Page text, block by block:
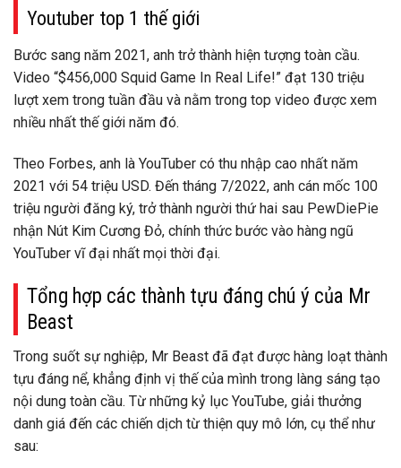
Youtuber top 1 thế giới
Bước sang năm 2021, anh trở thành hiện tượng toàn cầu.
Video “$456,000 Squid Game In Real Life!” đạt 130 triệu
lượt xem trong tuần đầu và nằm trong top video được xem
nhiều nhất thế giới năm đó.
Theo Forbes, anh là YouTuber có thu nhập cao nhất năm
2021 với 54 triệu USD. Đến tháng 7/2022, anh cán mốc 100
triệu người đăng ký, trở thành người thứ hai sau PewDiePie
nhận Nút Kim Cương Đỏ, chính thức bước vào hàng ngũ
YouTuber vĩ đại nhất mọi thời đại.
Tổng hợp các thành tựu đáng chú ý của Mr
Beast
Trong suốt sự nghiệp, Mr Beast đã đạt được hàng loạt thành
tựu đáng nể, khẳng định vị thế của mình trong làng sáng tạo
nội dung toàn cầu. Từ những kỷ lục YouTube, giải thưởng
danh giá đến các chiến dịch từ thiện quy mô lớn, cụ thể như
sau: